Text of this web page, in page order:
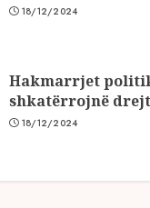
18/12/2024
Hakmarrjet
shkatërrojnë
18/12/2024